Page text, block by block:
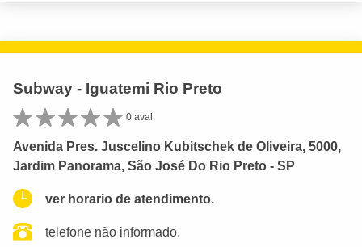
Subway - Iguatemi Rio Preto
0 aval.
Avenida Pres. Juscelino Kubitschek de Oliveira, 5000,
Jardim Panorama, São José Do Rio Preto - SP
ver horario de atendimento.
telefone não informado.